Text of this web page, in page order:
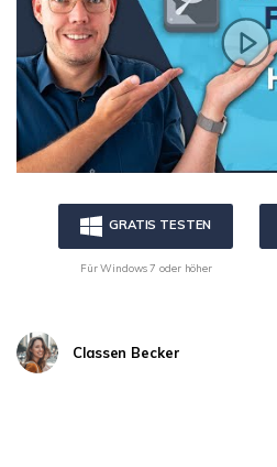
GRATIS TESTEN
Für Windows 7 oder höher
Classen Becker